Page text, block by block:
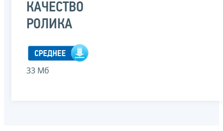
КАЧЕСТВО
РОЛИКА
33 Мб